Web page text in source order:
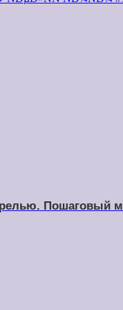
Пошаговый